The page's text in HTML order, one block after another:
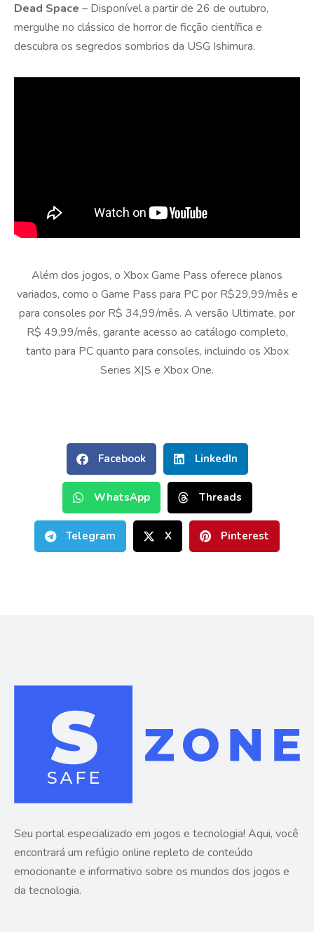
Dead Space – Disponível a partir de 26 de outubro,
mergulhe no clássico de horror de ficção científica e
descubra os segredos sombrios da USG Ishimura.
Além dos jogos, o Xbox Game Pass oferece planos
variados, como o Game Pass para PC por R$29,99/mês e
para consoles por R$ 34,99/mês. A versão Ultimate, por
R$ 49,99/mês, garante acesso ao catálogo completo,
tanto para PC quanto para consoles, incluindo os Xbox
Series X|S e Xbox One.
Facebook LinkedIn
WhatsApp Threads
Telegram X Pinterest
Seu portal especializado em jogos e tecnologia! Aqui, você
encontrará um refúgio online repleto de conteúdo
emocionante e informativo sobre os mundos dos jogos e
da tecnologia.